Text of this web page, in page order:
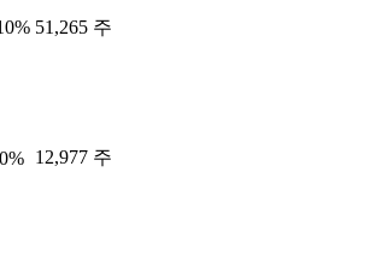
51,265 주
12,977 주